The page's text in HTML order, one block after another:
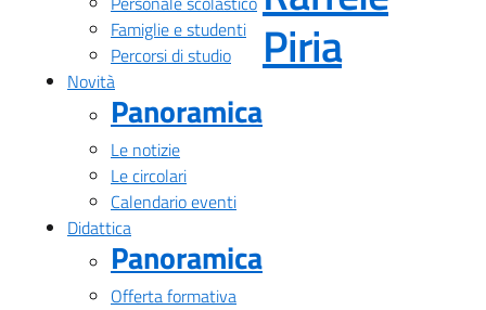
Famiglie e studenti
Percorsi di studio
Novità
Panoramica
Le notizie
Le circolari
Calendario eventi
Didattica
Panoramica
Offerta formativa
Piria—